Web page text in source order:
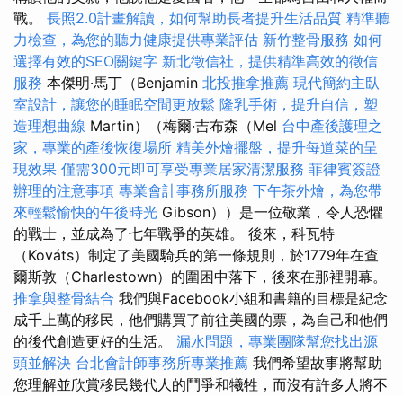
戰。 長照2.0計畫解讀，如何幫助長者提升生活品質 精準聽
力檢查，為您的聽力健康提供專業評估 新竹整骨服務 如何
選擇有效的SEO關鍵字 新北徵信社，提供精準高效的徵信
服務 本傑明·馬丁（Benjamin 北投推拿推薦 現代簡約主臥
室設計，讓您的睡眠空間更放鬆 隆乳手術，提升自信，塑
造理想曲線 Martin）（梅爾·吉布森（Mel 台中產後護理之
家，專業的產後恢復場所 精美外燴擺盤，提升每道菜的呈
現效果 僅需300元即可享受專業居家清潔服務 菲律賓簽證
辦理的注意事項 專業會計事務所服務 下午茶外燴，為您帶
來輕鬆愉快的午後時光 Gibson））是一位敬業，令人恐懼
的戰士，並成為了七年戰爭的英雄。 後來，科瓦特
（Kováts）制定了美國騎兵的第一條規則，於1779年在查
爾斯敦（Charlestown）的圍困中落下，後來在那裡開幕。
推拿與整骨結合 我們與Facebook小組和書籍的目標是紀念
成千上萬的移民，他們購買了前往美國的票，為自己和他們
的後代創造更好的生活。 漏水問題，專業團隊幫您找出源
頭並解決 台北會計師事務所專業推薦 我們希望故事將幫助
您理解並欣賞移民幾代人的鬥爭和犧牲，而沒有許多人將不